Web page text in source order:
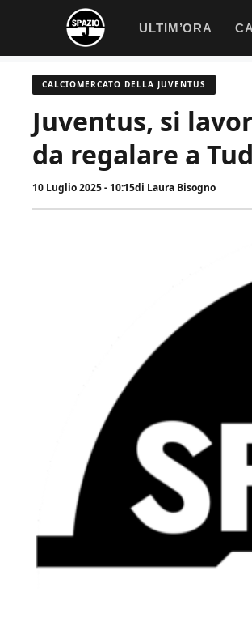
contenuto
ULTIM’ORA
CALCIOMERCATO DELLA JUVENTUS
Juventus, si
da regalare a
10 Luglio 2025 - 10:15di Laura Bisogno